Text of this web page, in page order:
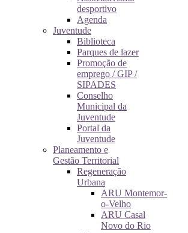
desportivo
Agenda
Juventude
Biblioteca
Parques de lazer
Promoção de
emprego / GIP /
SIPADES
Conselho
Municipal da
Juventude
Portal da
Juventude
Planeamento e
Gestão Territorial
Regeneração
Urbana
ARU Montemor-
o-Velho
ARU Casal
Novo do Rio